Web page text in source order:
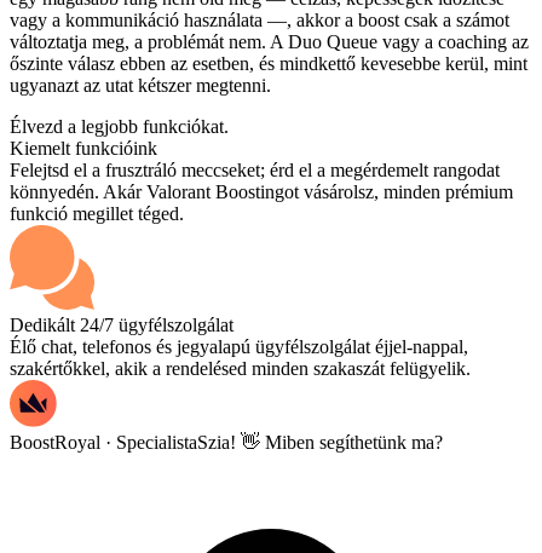
vagy a kommunikáció használata —, akkor a boost csak a számot
változtatja meg, a problémát nem. A Duo Queue vagy a coaching az
őszinte válasz ebben az esetben, és mindkettő kevesebbe kerül, mint
ugyanazt az utat kétszer megtenni.
Élvezd a legjobb funkciókat.
Kiemelt funkcióink
Felejtsd el a frusztráló meccseket; érd el a megérdemelt rangodat
könnyedén. Akár Valorant Boostingot vásárolsz, minden prémium
funkció megillet téged.
Dedikált 24/7 ügyfélszolgálat
Élő chat, telefonos és jegyalapú ügyfélszolgálat éjjel-nappal,
szakértőkkel, akik a rendelésed minden szakaszát felügyelik.
BoostRoyal · SpecialistaSzia! 👋 Miben segíthetünk ma?